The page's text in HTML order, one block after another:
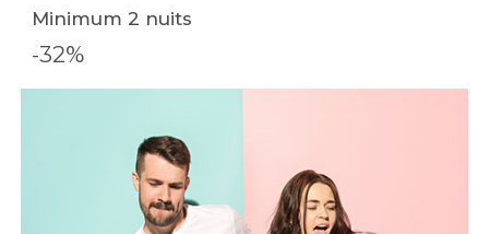
Minimum 2 nuits
-32%